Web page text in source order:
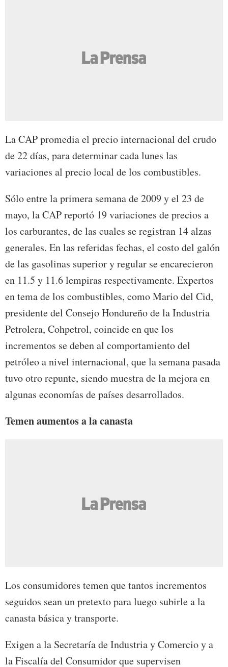
La CAP promedia el precio internacional del crudo
de 22 días, para determinar cada lunes las
variaciones al precio local de los combustibles.
Sólo entre la primera semana de 2009 y el 23 de
mayo, la CAP reportó 19 variaciones de precios a
los carburantes, de las cuales se registran 14 alzas
generales. En las referidas fechas, el costo del galón
de las gasolinas superior y regular se encarecieron
en 11.5 y 11.6 lempiras respectivamente. Expertos
en tema de los combustibles, como Mario del Cid,
presidente del Consejo Hondureño de la Industria
Petrolera, Cohpetrol, coincide en que los
incrementos se deben al comportamiento del
petróleo a nivel internacional, que la semana pasada
tuvo otro repunte, siendo muestra de la mejora en
algunas economías de países desarrollados.
Temen aumentos a la canasta
Los consumidores temen que tantos incrementos
seguidos sean un pretexto para luego subirle a la
canasta básica y transporte.
Exigen a la Secretaría de Industria y Comercio y a
la Fiscalía del Consumidor que supervisen